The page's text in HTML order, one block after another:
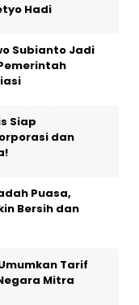
Hadi
Subianto Jadi
Siap
dan
Puasa,
Bersih dan
Tarif
Mitra